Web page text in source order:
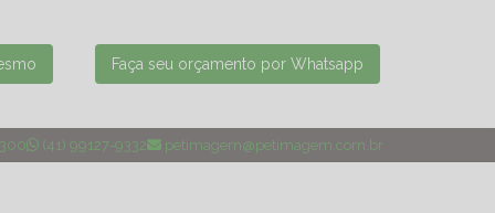
Faça seu orçamento por Whatsapp
(41) 99127-9332 petimagem@petimagem.com.br